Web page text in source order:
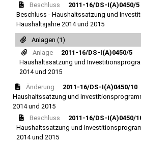
Beschluss
2011-16/DS-I(A)0450/5
Beschluss - Haushaltssatzung und
Haushaltsjahre 2014 und 2015
Anlagen (1)
Anlage
2011-16/DS-I(A)0450/5
Haushaltssatzung und
2014 und 2015
Änderung
2011-16/DS-I(A)0450/10
Haushaltssatzung und
2014 und 2015
Beschluss
2011-16/DS-I(A)0450/
Haushaltssatzung und
2014 und 2015